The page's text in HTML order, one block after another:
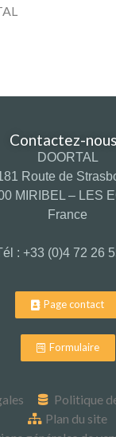
Contactez-
DOORTAL
Route de
MIRIBEL – LES
France
: +33 (0)4 72 26
Page contact
Formulaire
Politique
Plan du site